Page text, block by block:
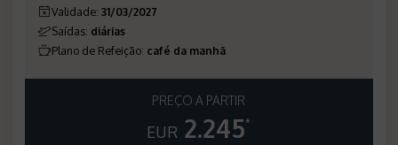
Validade: 31/03/2027
Saídas: diárias
Plano de Refeição: café da manhã
PREÇO A PARTIR
EUR 2.245*